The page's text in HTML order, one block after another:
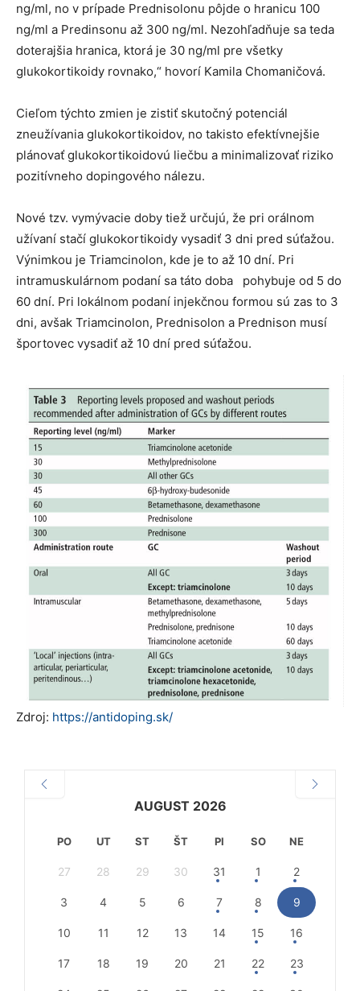
ng/ml, no v prípade Prednisolonu pôjde o hranicu 100
ng/ml a Predinsonu až 300 ng/ml. Nezohľadňuje sa teda
doterajšia hranica, ktorá je 30 ng/ml pre všetky
glukokortikoidy rovnako,“ hovorí Kamila Chomaničová.
Cieľom týchto zmien je zistiť skutočný potenciál
zneužívania glukokortikoidov, no takisto efektívnejšie
plánovať glukokortikoidovú liečbu a minimalizovať riziko
pozitívneho dopingového nálezu.
Nové tzv. vymývacie doby tiež určujú, že pri orálnom
užívaní stačí glukokortikoidy vysadiť 3 dni pred súťažou.
Výnimkou je Triamcinolon, kde je to až 10 dní. Pri
intramuskulárnom podaní sa táto doba pohybuje od 5 do
60 dní. Pri lokálnom podaní injekčnou formou sú zas to 3
dni, avšak Triamcinolon, Prednisolon a Prednison musí
športovec vysadiť až 10 dní pred súťažou.
Zdroj: https://antidoping.sk/
AUGUST 2026
PO UT ST ŠT PI SO NE
27 28 29 30 31 1 2
3 4 5 6 7 8 9
10 11 12 13 14 15 16
17 18 19 20 21 22 23